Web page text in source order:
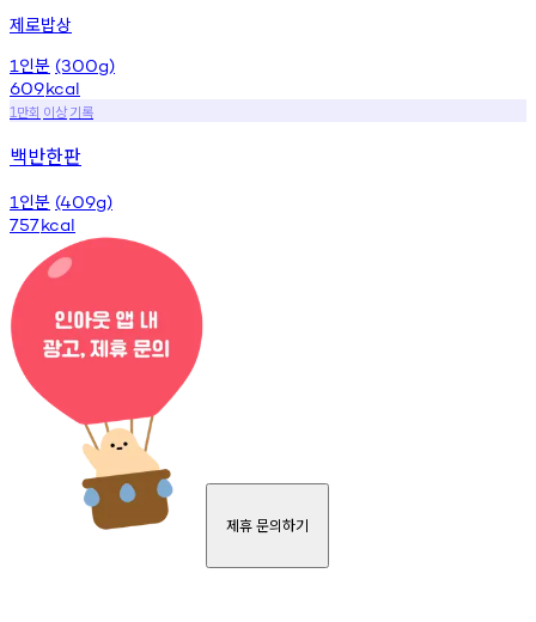
제로밥상
1 인분 (300g)
609kcal
1 만회 이상기록
백반한판
1 인분 (409g)
757kcal
제휴 문의하기